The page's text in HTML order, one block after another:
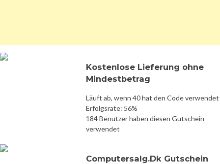
Kostenlose Lieferung ohne
Mindestbetrag
Läuft ab, wenn 40 hat den Code verwendet
Erfolgsrate: 56%
184 Benutzer haben diesen Gutschein
verwendet
Computersalg.Dk Gutschein